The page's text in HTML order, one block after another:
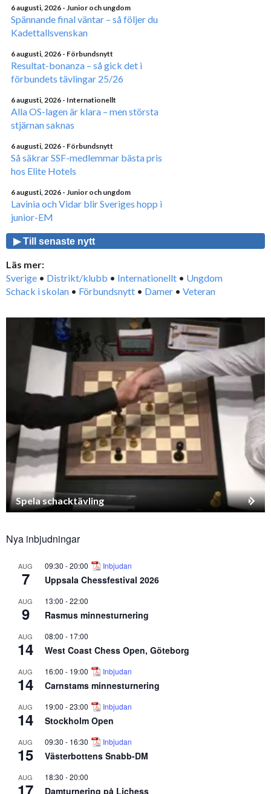
6 augusti, 2026 - Junior och ungdom
Spännande final väntar – så följer du
Kadettallsvenskan
6 augusti, 2026 - Förbundsnytt
Resultat-bonanza – så gick det i
förbundets tävlingar 25/26
6 augusti, 2026 - Internationellt
Alla OS-lagen är klara – men största
stjärnan saknas
6 augusti, 2026 - Förbundsnytt
Så säkrar SSF-medlemmar bästa pris
hos Elite Hotels
6 augusti, 2026 - Junior och ungdom
Lavinia och Vidar blir Sveriges hopp i
junior-EM
▶ Till senaste nytt
Läs mer:
Sverige • Distrikt/klubb • Internationellt • Ungdom
Schack i skolan • Förbundsnytt • Damer • Veteran
Spela schacktävling
Nya inbjudningar
AUG
7
09:30 -20:00 Inbjudan
Uppsala Chessfestival 2026
AUG
9
13:00 -22:00
Rasmus minnesturnering
AUG
14
08:00 - 17:00
West Coast Chess Open, Göteborg
AUG
14
16:00 - 19:00 Inbjudan
Carnstams minnesturnering
AUG
14
19:00 -23:00 Inbjudan
Stockholm Open
AUG
15
09:30 - 16:30 Inbjudan
Västerbottens Snabb-DM
AUG
17
18:30 -20:00
Damturnering på Lichess